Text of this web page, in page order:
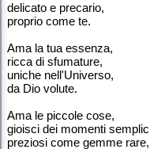
delicato e precario,
proprio come te.
Ama la tua essenza,
ricca di sfumature,
uniche nell'Universo,
da Dio volute.
Ama le piccole cose,
gioisci dei momenti
preziosi come gemme rare,